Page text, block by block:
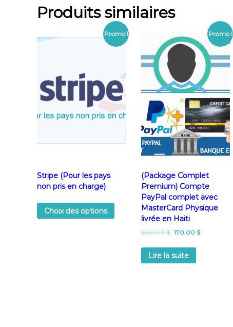
Produits similaires
Promo !
Stripe (Pour les pays
non pris en charge)
Choix des options
Promo !
(Package Complet
Premium) Compte
PayPal complet avec
MasterCard Physique
livrée en Haiti
300.00$ 170.00 $
Lire la suite